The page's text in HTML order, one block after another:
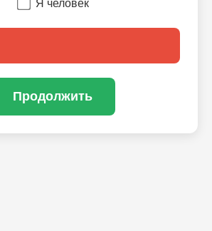
Я человек
Продолжить